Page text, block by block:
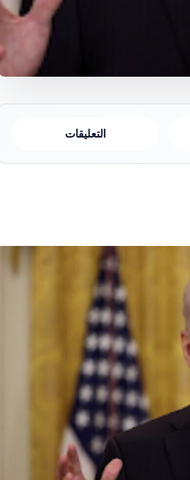
التعليقات